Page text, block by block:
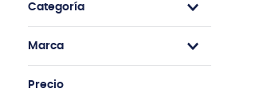
Categoría
Marca
Precio